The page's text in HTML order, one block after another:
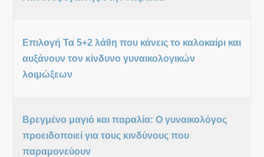
Επιλογή Τα 5+2 λάθη που κάνεις το καλοκαίρι και
αυξάνουν τον κίνδυνο γυναικολογικών
λοιμώξεων
Βρεγμένο μαγιό και παραλία: Ο γυναικολόγος
προειδοποιεί για τους κινδύνους που
παραμονεύουν